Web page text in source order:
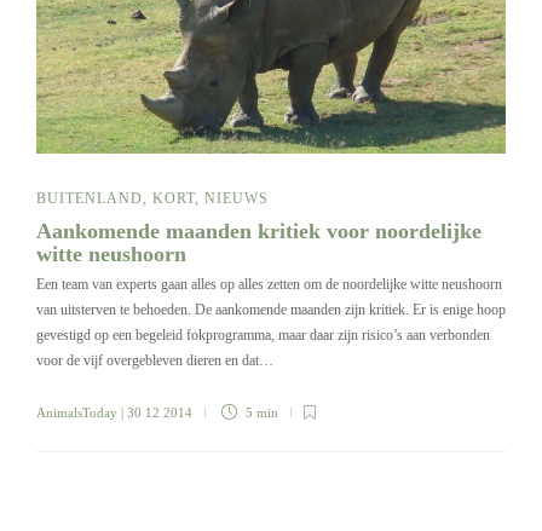
BUITENLAND, KORT, NIEUWS
Aankomende maanden kritiek voor noordelijke
witte neushoorn
Een team van experts gaan alles op alles zetten om de noordelijke witte neushoorn
van uitsterven te behoeden. De aankomende maanden zijn kritiek. Er is enige hoop
gevestigd op een begeleid fokprogramma, maar daar zijn risico’s aan verbonden
voor de vijf overgebleven dieren en dat…
AnimalsToday | 30 12 2014 5 min